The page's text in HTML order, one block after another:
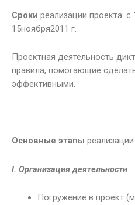
Сроки реализации проекта: с
15ноября2011 г.
Проектная деятельность
правила, помогающие
эффективными.
Основные этапы
I. Организация деятельности
Погружение в проект